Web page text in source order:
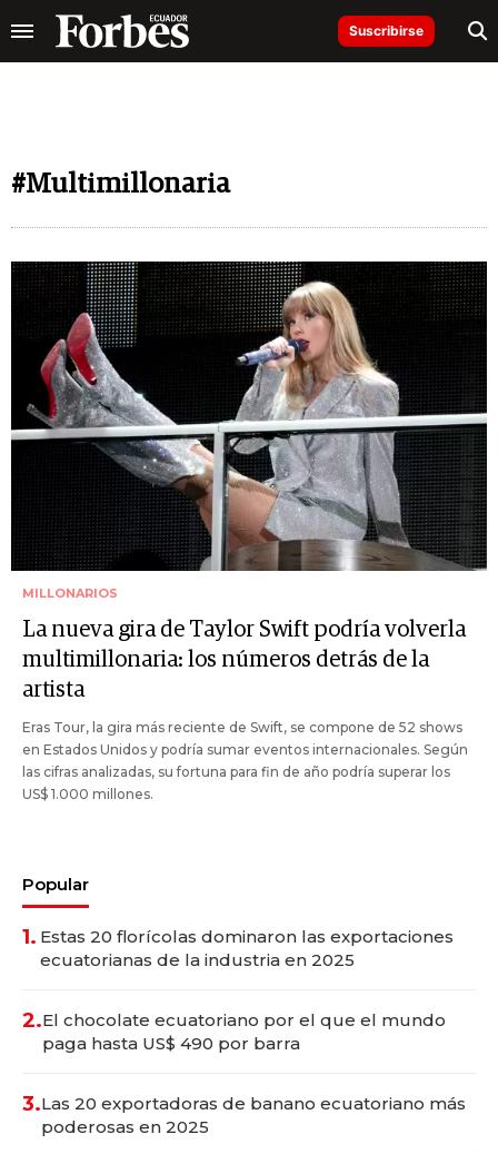
Suscribirse
#Multimillonaria
MILLONARIOS
La nueva gira de Taylor Swift podría volverla
multimillonaria: los números detrás de la
artista
Eras Tour, la gira más reciente de Swift, se compone de 52 shows
en Estados Unidos y podría sumar eventos internacionales. Según
las cifras analizadas, su fortuna para fin de año podría superar los
US$ 1.000 millones.
Popular
1. Estas 20 florícolas dominaron las exportaciones
ecuatorianas de la industria en 2025
2.El chocolate ecuatoriano por el que el mundo
paga hasta US$ 490 por barra
3.Las 20 exportadoras de banano ecuatoriano más
poderosas en 2025